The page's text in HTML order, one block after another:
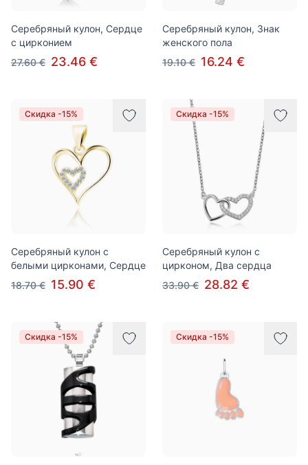
Серебряный кулон, Сердце
с цирконием
27.60 € 23.46 €
Серебряный кулон, Знак
женского пола
19.10 € 16.24 €
Скидка -15%
Серебряный кулон с
белыми цирконами, Сердце
18.70 € 15.90 €
Скидка -15%
Серебряный кулон с
цирконом, Два сердца
33.90 € 28.82 €
Скидка -15% Скидка -15%